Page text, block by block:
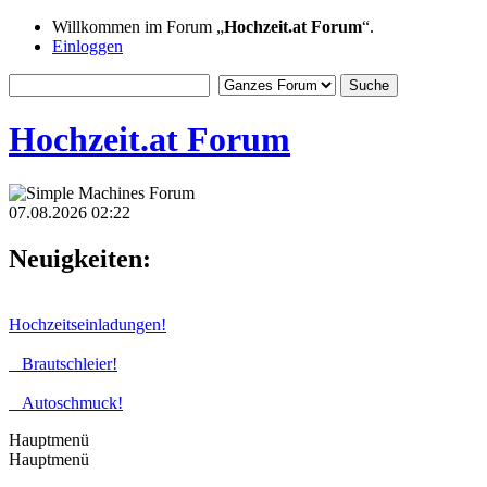
Willkommen im Forum „Hochzeit.at Forum“.
Einloggen
Hochzeit.at Forum
07.08.2026 02:22
Neuigkeiten:
Hochzeitseinladungen!
Brautschleier!
Autoschmuck!
Hauptmenü
Hauptmenü